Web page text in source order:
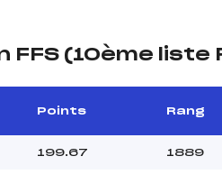
FFS (10ème liste
Points Rang
199.67 1889